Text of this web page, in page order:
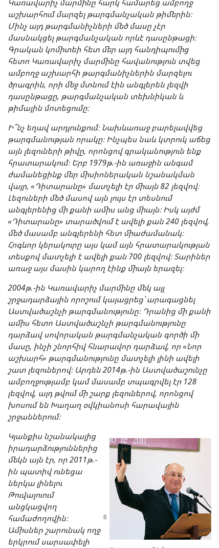
Կառավարիչ մարմինը հարկ համարեց ամբողջ
աշխարհում մարզել թարգմանչական թիմերին։
Մինչ այդ թարգմանիչների մեծ մասը չէր
մասնակցել թարգմանչական որևէ դասընթացի։
Գրական կոմիտեի հետ մեր այդ հանդիպումից
հետո Կառավարիչ մարմինը հավանություն տվեց
ամբողջ աշխարհի թարգմանիչներին մարզելու
ծրագրին, որի մեջ մտնում էին անգլերեն լեզվի
դասընթացը, թարգմանչական տեխնիկան և
թիմային մոտեցումը։
Ի՞նչ եղավ արդյունքում։ Նախևառաջ բարելավվեց
թարգմանության որակը։ Ինչպես նաև կտրուկ աճեց
այն լեզուների թիվը, որոնցով գրականություն ենք
հրատարակում։ Երբ 1979թ.-ին առաջին անգամ
ժամանեցինք մեր միսիոներական նշանակման
վայր, «Դիտարանը» մատչելի էր միայն 82 լեզվով։
Լեզուների մեծ մասով այն լույս էր տեսնում
անգլերենից մի քանի ամիս անց միայն։ Իսկ այժմ
«Դիտարանը» տարածվում է ավելի քան 240 լեզվով,
մեծ մասամբ անգլերենի հետ միաժամանակ։
Հոգևոր կերակուրը այս կամ այն հրատարակության
տեսքով մատչելի է ավելի քան 700 լեզվով։ Տարիներ
առաջ այս մասին կարող էինք միայն երազել։
2004թ.-ին Կառավարիչ մարմինը մեկ այլ
շրջադարձային որոշում կայացրեց՝ արագացնել
Աստվածաշնչի թարգմանությունը։ Դրանից մի քանի
ամիս հետո Աստվածաշնչի թարգմանությունը
դարձավ սովորական թարգմանչական գործի մի
մասը, ինչի շնորհիվ հնարավոր դարձավ, որ «Նոր
աշխարհ» թարգմանությունը մատչելի լինի ավելի
շատ լեզուներով։ Արդեն 2014թ.-ին Աստվածաշունչը
ամբողջությամբ կամ մասամբ տպագրվել էր 128
լեզվով, այդ թվում մի շարք լեզուներով, որոնցով
խոսում են Խաղաղ օվկիանոսի հարավային
շրջաններում։
Կյանքիս նշանակալից
իրադարձություններից
մեկն այն էր, որ 2011թ.-
ին պատիվ ունեցա
ներկա լինելու
Թուվալուում
անցկացվող
համաժողովին։
Ամիսներ շարունակ ողջ
երկրում սարսափելի